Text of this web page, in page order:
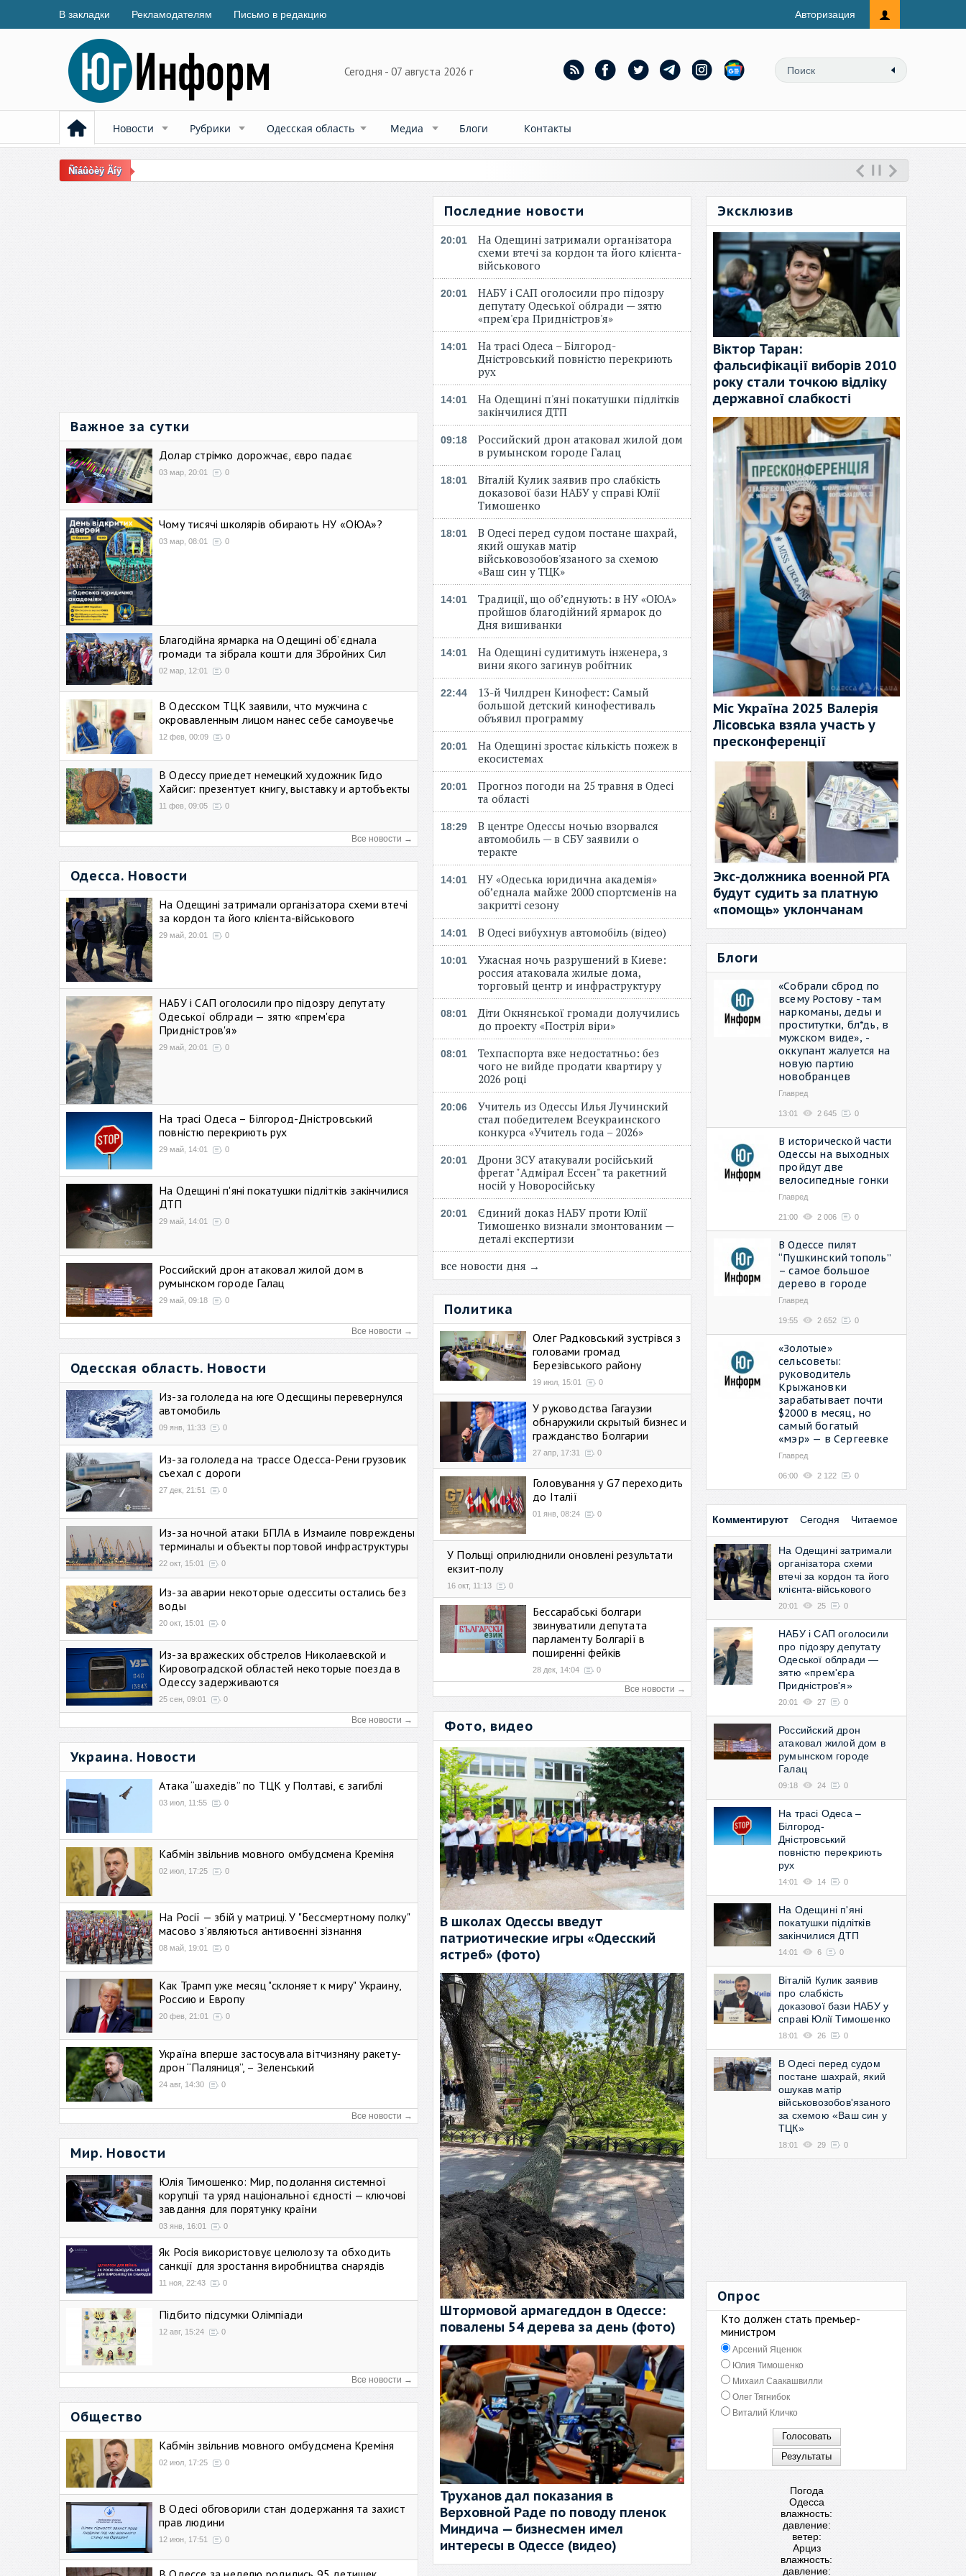
В закладки Рекламодателям Письмо в редакцию Авторизация
Сегодня - 07 августа 2026 г
Новости Рубрики Одесская область Медиа Блоги Контакты
Ñîáûòèÿ Äíÿ
Важное за сутки
Долар стрімко дорожчає, євро падає
03 мар, 20:01 0
Чому тисячі школярів обирають НУ «ОЮА»?
03 мар, 08:01 0
Благодійна ярмарка на Одещині об’єднала
громади та зібрала кошти для Збройних Сил
02 мар, 12:01 0
В Одесском ТЦК заявили, что мужчина с
окровавленным лицом нанес себе самоувечье
12 фев, 00:09 0
В Одессу приедет немецкий художник Гидо
Хайсиг: презентует книгу, выставку и артобъекты
11 фев, 09:05 0
Все новости →
Одесса. Новости
На Одещині затримали організатора схеми втечі
за кордон та його клієнта-військового
29 май, 20:01 0
НАБУ і САП оголосили про підозру депутату
Одеської облради — зятю «прем'єра
Придністров'я»
29 май, 20:01 0
На трасі Одеса – Білгород-Дністровський
повністю перекриють рух
29 май, 14:01 0
На Одещині п'яні покатушки підлітків закінчилися
ДТП
29 май, 14:01 0
Российский дрон атаковал жилой дом в
румынском городе Галац
29 май, 09:18 0
Все новости →
Одесская область. Новости
Из-за гололеда на юге Одесщины перевернулся
автомобиль
09 янв, 11:33 0
Из-за гололеда на трассе Одесса-Рени грузовик
съехал с дороги
27 дек, 21:51 0
Из-за ночной атаки БПЛА в Измаиле повреждены
терминалы и объекты портовой инфраструктуры
22 окт, 15:01 0
Из-за аварии некоторые одесситы остались без
воды
20 окт, 15:01 0
Из-за вражеских обстрелов Николаевской и
Кировоградской областей некоторые поезда в
Одессу задерживаются
25 сен, 09:01 0
Все новости →
Украина. Новости
Атака “шахедів” по ТЦК у Полтаві, є загиблі
03 июл, 11:55 0
Кабмін звільнив мовного омбудсмена Креміня
02 июл, 17:25 0
На Росії — збій у матриці. У "Бессмертному полку"
масово зʼявляються антивоєнні зізнання
08 май, 19:01 0
Как Трамп уже месяц "склоняет к миру" Украину,
Россию и Европу
20 фев, 21:01 0
Україна вперше застосувала вітчизняну ракету-
дрон “Паляниця”, – Зеленський
24 авг, 14:30 0
Все новости →
Мир. Новости
Юлія Тимошенко: Мир, подолання системної
корупції та уряд національної єдності — ключові
завдання для порятунку країни
03 янв, 16:01 0
Як Росія використовує целюлозу та обходить
санкції для зростання виробництва снарядів
11 ноя, 22:43 0
Підбито підсумки Олімпіади
12 авг, 15:24 0
Все новости →
Общество
Кабмін звільнив мовного омбудсмена Креміня
02 июл, 17:25 0
В Одесі обговорили стан додержання та захист
прав людини
12 июн, 17:51 0
Последние новости
20:01
На Одещині затримали організатора
схеми втечі за кордон та його клієнта-
військового
20:01
НАБУ і САП оголосили про підозру
депутату Одеської облради — зятю
«прем'єра Придністров'я»
14:01
На трасі Одеса – Білгород-
Дністровський повністю перекриють
рух
14:01
На Одещині п'яні покатушки підлітків
закінчилися ДТП
09:18
Российский дрон атаковал жилой дом
в румынском городе Галац
18:01
Віталій Кулик заявив про слабкість
доказової бази НАБУ у справі Юлії
Тимошенко
18:01
В Одесі перед судом постане шахрай,
який ошукав матір
військовозобов'язаного за схемою
«Ваш син у ТЦК»
14:01
Традиції, що об’єднують: в НУ «ОЮА»
пройшов благодійний ярмарок до
Дня вишиванки
14:01
На Одещині судитимуть інженера, з
вини якого загинув робітник
22:44
13-й Чилдрен Кинофест: Самый
большой детский кинофестиваль
объявил программу
20:01
На Одещині зростає кількість пожеж в
екосистемах
20:01
Прогноз погоди на 25 травня в Одесі
та області
18:29
В центре Одессы ночью взорвался
автомобиль — в СБУ заявили о
теракте
14:01
НУ «Одеська юридична академія»
об’єднала майже 2000 спортсменів на
закритті сезону
14:01 В Одесі вибухнув автомобіль (відео)
10:01
Ужасная ночь разрушений в Киеве:
россия атаковала жилые дома,
торговый центр и инфраструктуру
08:01
Діти Окнянської громади долучились
до проекту «Постріл віри»
08:01
Техпаспорта вже недостатньо: без
чого не вийде продати квартиру у
2026 році
20:06
Учитель из Одессы Илья Лучинский
стал победителем Всеукраинского
конкурса «Учитель года – 2026»
20:01
Дрони ЗСУ атакували російський
фрегат "Адмірал Ессен" та ракетний
носій у Новоросійську
20:01
Єдиний доказ НАБУ проти Юлії
Тимошенко визнали змонтованим —
деталі експертизи
все новости дня →
Политика
Олег Радковський зустрівся з
головами громад
Березівського району
19 июл, 15:01 0
У руководства Гагаузии
обнаружили скрытый бизнес и
гражданство Болгарии
27 апр, 17:31 0
Головування у G7 переходить
до Італії
01 янв, 08:24 0
У Польщі оприлюднили оновлені результати
екзит-полу
16 окт, 11:13 0
Бессарабські болгари
звинуватили депутата
парламенту Болгарії в
поширенні фейків
28 дек, 14:04 0
Все новости →
Фото, видео
В школах Одессы введут
патриотические игры «Одесский
ястреб» (фото)
Штормовой армагеддон в Одессе:
повалены 54 дерева за день (фото)
Труханов дал показания в
Верховной Раде по поводу пленок
Миндича — бизнесмен имел
интересы в Одессе (видео)
Эксклюзив
Віктор Таран:
фальсифікації виборів 2010
року стали точкою відліку
державної слабкості
Міс Україна 2025 Валерія
Лісовська взяла участь у
пресконференції
Экс-должника военной РГА
будут судить за платную
«помощь» уклончанам
Блоги
«Собрали сброд по
всему Ростову - там
наркоманы, деды и
проститутки, бл*дь, в
мужском виде», -
оккупант жалуется на
новую партию
новобранцев
Главред
13:01 2 645 0
В исторической части
Одессы на выходных
пройдут две
велосипедные гонки
Главред
21:00 2 006 0
В Одессе пилят
“Пушкинский тополь”
– самое большое
дерево в городе
Главред
19:55 2 652 0
«Золотые»
сельсоветы:
руководитель
Крыжановки
зарабатывает почти
$2000 в месяц, но
самый богатый
«мэр» — в Сергеевке
Главред
06:00 2 122 0
Комментируют Сегодня Читаемое
На Одещині затримали
організатора схеми
втечі за кордон та його
клієнта-військового
20:01 25 0
НАБУ і САП оголосили
про підозру депутату
Одеської облради —
зятю «прем'єра
Придністров'я»
20:01 27 0
Российский дрон
атаковал жилой дом в
румынском городе
Галац
09:18 24 0
На трасі Одеса –
Білгород-
Дністровський
повністю перекриють
рух
14:01 14 0
На Одещині п'яні
покатушки підлітків
закінчилися ДТП
14:01 6 0
Віталій Кулик заявив
про слабкість
доказової бази НАБУ у
справі Юлії Тимошенко
18:01 26 0
В Одесі перед судом
постане шахрай, який
ошукав матір
військовозобов'язаного
за схемою «Ваш син у
ТЦК»
18:01 29 0
Опрос
Кто должен стать премьер-
министром
Арсений Яценюк
Юлия Тимошенко
Михаил Саакашвилли
Олег Тягнибок
Виталий Кличко
Погода
Одесса
влажность:
давление:
ветер:
Арциз
влажность:
давление: